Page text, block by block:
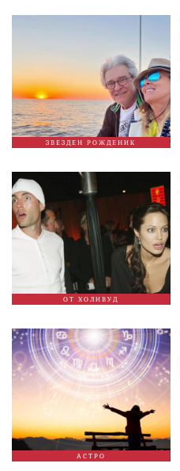
ЗВЕЗДЕН РОЖДЕНИК
ОТ ХОЛИВУД
АСТРО